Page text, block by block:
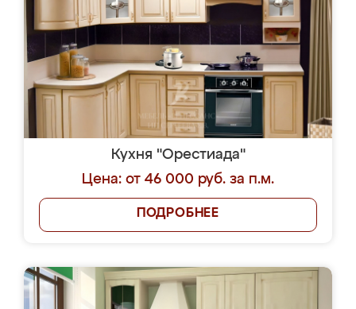
Кухня "Орестиада"
Цена: от 46 000 руб. за п.м.
ПОДРОБНЕЕ